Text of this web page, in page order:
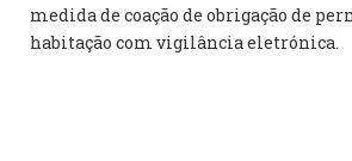
medida de coação de obrigação de
habitação com vigilância eletrónica.